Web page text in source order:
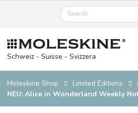
Schweiz - Suisse - Svizzera
Moleskine Shop Limited Editions
NEU: Alice in Wonderland Weekly